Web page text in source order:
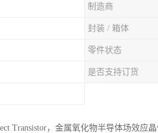
制造商
封装 / 箱体
零件状态
是否支持订货
Transistor，金属氧化物半导体场效